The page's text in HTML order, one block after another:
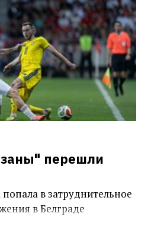
перешли
в затруднительное
в Белграде